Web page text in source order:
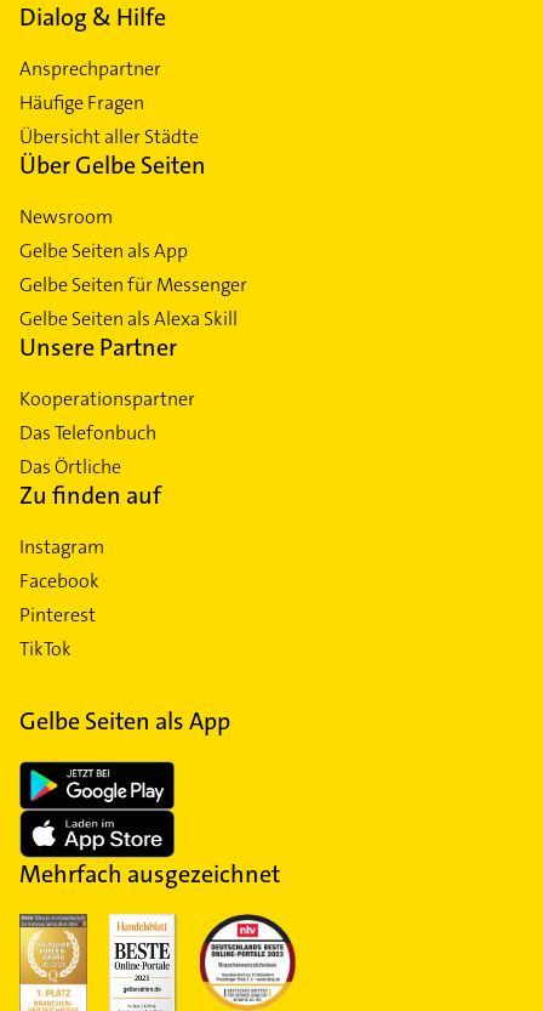
Dialog & Hilfe
Ansprechpartner
Häufige Fragen
Übersicht aller Städte
Über Gelbe Seiten
Newsroom
Gelbe Seiten als App
Gelbe Seiten für Messenger
Gelbe Seiten als Alexa Skill
Unsere Partner
Kooperationspartner
Das Telefonbuch
Das Örtliche
Zu finden auf
Instagram
Facebook
Pinterest
TikTok
Gelbe Seiten als App
Mehrfach ausgezeichnet